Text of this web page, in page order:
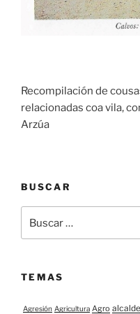
Recompilación de
relacionadas coa vila,
Arzúa
BUSCAR
TEMAS
Agresión Agricultura Agro alcalde